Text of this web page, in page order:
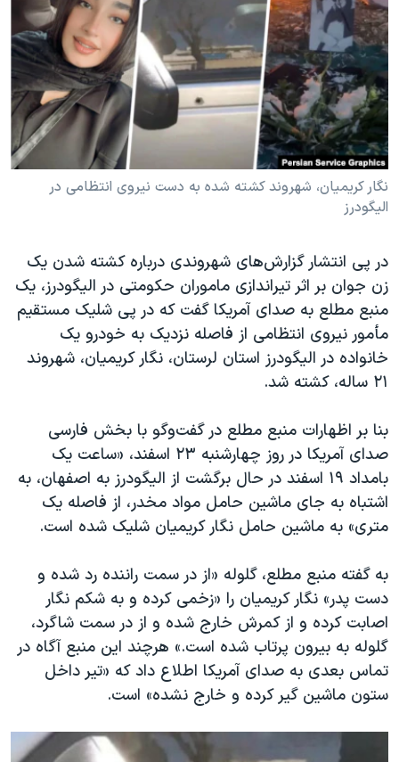
فرهنگ و زندگی
حقوق شهروندی
اقتصادی
علم و فناوری
اسرائیل در جنگ
آرشیو پخش زنده
مستندها
انتخابات ریاست جمهوری آمریکا ۲۰۲۴
حمله جمهوری اسلامی به اسرائیل
رمز مهسا
ورزش زنان در ایران
مجموعه مستندهای دادخواهی
دادگاه حمید نوری
چهل سال گروگان‌گیری
قانون شفافیت دارائی کادر رهبری ایران
اعتراضات مردمی آبان ۹۸
نرگس محمدی برنده جایزه نوبل صلح
همایش محافظه‌کاران آمریکا «سی‌پک»
صفحه‌های ویژه
سفر پرزیدنت ترامپ به چین
دنبال کنید
زبانهای مختلف
نگار کریمیان، شهروند کشته شده به دست نیروی انتظامی در
الیگودرز
در پی انتشار گزارش‌های شهروندی درباره کشته شدن یک
زن جوان بر اثر تیراندازی ماموران حکومتی در الیگودرز، یک
منبع مطلع به صدای آمریکا گفت که در پی شلیک مستقیم
مأمور نیروی انتظامی از فاصله نزدیک به خودرو یک
خانواده در الیگودرز استان لرستان، نگار کریمیان، شهروند
۲۱ ساله، کشته شد.
بنا بر اظهارات منبع مطلع در گفت‌وگو با بخش فارسی
صدای آمریکا در روز چهارشنبه ۲۳ اسفند، «ساعت یک
بامداد ۱۹ اسفند در حال برگشت از الیگودرز به اصفهان، به
اشتباه به جای ماشین حامل مواد مخدر، از فاصله یک
متری» به ماشین حامل نگار کریمیان شلیک شده است.
به گفته منبع مطلع، گلوله «از در سمت راننده رد شده و
دست پدر» نگار کریمیان را «زخمی کرده و به شکم نگار
اصابت کرده و از کمرش خارج شده و از در سمت شاگرد،
گلوله به بیرون پرتاب شده است.» هرچند این منبع آگاه در
تماس بعدی به صدای آمریکا اطلاع داد که «تیر داخل
ستون ماشین گیر کرده و خارج نشده» است.